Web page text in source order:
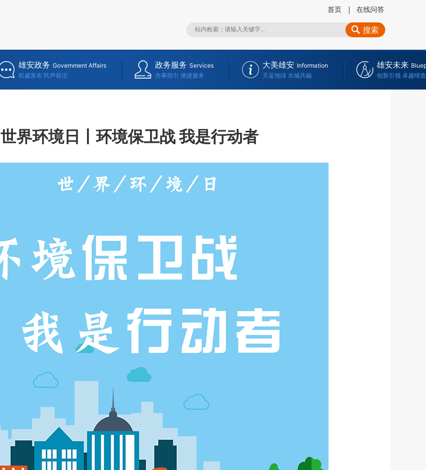
首页 在线问答
搜索
雄安政务 Government Affairs
权威发布 民声前沿
政务服务 Services
办事指引 便捷服务
大美雄安 Information
天蓝地绿 水城共融
雄安未来
创新引领 卓越缔造
世界环境日丨环境保卫战 我是行动者